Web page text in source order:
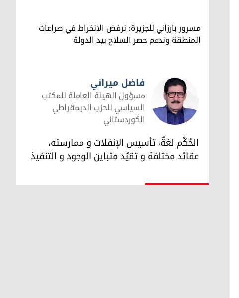
مسرور بارزاني للجزيرة: نرفض الانخراط في صراعات
المنطقة وندعم حصر السلاح بيد الدولة
فاضل ميراني
فاضل ميراني
مسؤول الهيئة العاملة للمكتب
السياسي للحزب الديمقراطي
الكوردستاني
الحُكْم لغةٌ، تأسيس الإنفلات و ممارسته،
عقائد مختلفة و تقيّد متباين الوجود و التنفيذ